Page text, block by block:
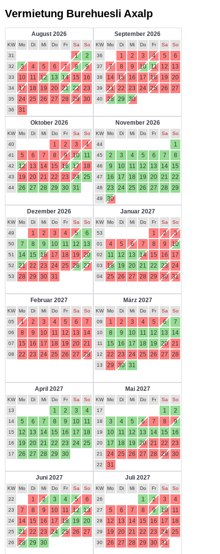
Vermietung Burehuesli Axalp
August 2026
KW Mo Di Mi Do Fr Sa
So
31
1 2
32 3 4 5 6 7 8 9
33 10 11 12 13 14 15 16
34 17 18 19 20 21 22 23
35 24 25 26 27 28 29 30
36 31
September 2026
KW Mo Di Mi Do Fr Sa
So
36
1 2 3 4 5 6
37 7 8 9 10 11 12 13
38 14 15 16 17 18 19 20
39 21 22 23 24 25 26 27
40 28 29 30
Oktober 2026
KW Mo Di Mi Do Fr Sa
So
40
1 2 3 4
41 5 6 7 8 9 10 11
42 12 13 14 15 16 17 18
43 19 20 21 22 23 24 25
44 26 27 28 29 30 31
November 2026
KW Mo Di Mi Do Fr Sa
So
44
1
45 2 3 4 5 6 7 8
46 9 10 11 12 13 14 15
47 16 17 18 19 20 21 22
48 23 24 25 26 27 28 29
49
30
Dezember 2026
KW Mo Di Mi Do Fr Sa
So
49
1 2 3 4 5 6
50 7 8 9 10 11 12 13
51 14 15 16 17 18 19 20
52 21 22 23 24 25 26 27
53 28 29 30 31
Januar 2027
KW Mo Di Mi Do Fr Sa
So
53
1 2 3
01 4 5 6 7 8 9 10
02 11 12 13 14 15 16 17
03 18 19 20 21 22 23 24
04 25 26 27 28 29 30 31
Februar 2027
KW Mo Di Mi Do Fr Sa
So
05
1 2 3 4 5 6 7
06 8 9 10 11 12 13 14
07 15 16 17 18 19 20 21
08 22 23 24 25 26 27 28
März 2027
KW Mo Di Mi Do Fr Sa
So
09
1 2 3 4 5 6 7
10 8 9 10 11 12 13 14
11 15 16 17 18 19 20 21
12 22 23 24 25 26 27 28
13 29 30 31
April 2027
KW Mo Di Mi Do Fr Sa
So
13
1 2 3 4
14 5 6 7 8 9 10 11
15 12 13 14 15 16 17 18
16 19 20 21 22 23 24 25
17 26 27 28 29 30
Mai 2027
KW Mo Di Mi Do Fr Sa
So
17
1 2
18 3 4 5 6 7 8 9
19 10 11 12 13 14 15 16
20 17 18 19 20 21 22 23
21 24 25 26 27 28 29 30
22
31
Juni 2027
KW Mo Di Mi Do Fr Sa
So
22
1 2 3 4 5 6
23 7 8 9 10 11 12 13
24 14 15 16 17 18 19 20
25 21 22 23 24 25 26 27
26 28 29 30
Juli 2027
KW Mo Di Mi Do Fr Sa
So
26
1 2 3 4
27 5 6 7 8 9 10 11
28 12 13 14 15 16 17 18
29 19 20 21 22 23 24 25
30 26 27 28 29 30 31